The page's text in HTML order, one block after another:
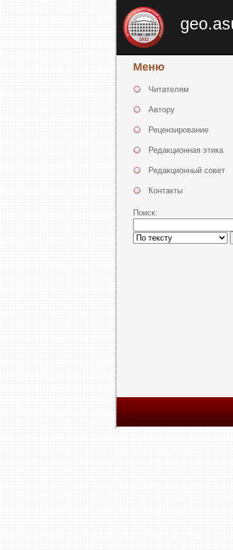
Меню
Читателям
Автору
Рецензирование
Редакционная этика
Редакционный совет
Контакты
Поиск: